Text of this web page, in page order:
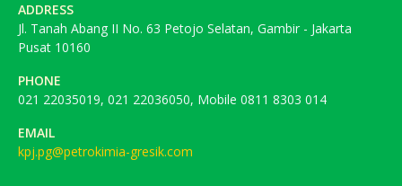
ADDRESS
Jl. Tanah Abang II No. 63 Petojo Selatan, Gambir - Jakarta
Pusat 10160
PHONE
021 22035019, 021 22036050, Mobile 0811 8303 014
EMAIL
kpj.pg@petrokimia-gresik.com